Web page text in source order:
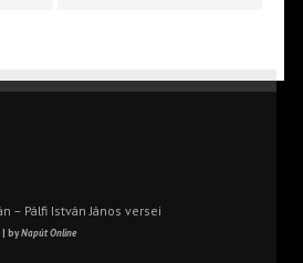
– Pálfi István János versei
byNapút Online